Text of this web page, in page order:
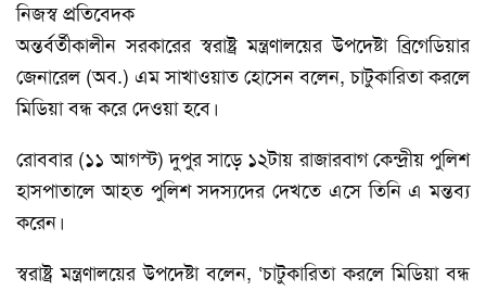
নিজস্ব প্রতিবেদক
অন্তর্বর্তীকালীন সরকারের স্বরাষ্ট্র মন্ত্রণালয়ের উপদেষ্টা ব্রিগেডিয়ার
জেনারেল (অব.) এম সাখাওয়াত হোসেন বলেন, চাটুকারিতা করলে
মিডিয়া বন্ধ করে দেওয়া হবে।
রোববার (১১ আগস্ট) দুপুর সাড়ে ১২টায় রাজারবাগ কেন্দ্রীয় পুলিশ
হাসপাতালে আহত পুলিশ সদস্যদের দেখতে এসে তিনি এ মন্তব্য
করেন।
স্বরাষ্ট্র মন্ত্রণালয়ের উপদেষ্টা বলেন, ‘চাটুকারিতা করলে মিডিয়া বন্ধ